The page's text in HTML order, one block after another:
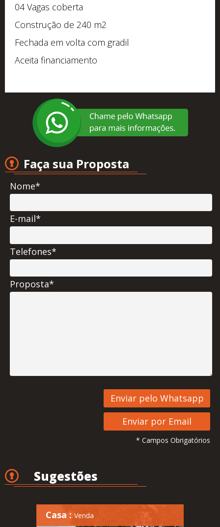
04 Vagas coberta
Construção de 240 m2
Fechada em volta com gradil
Aceita financiamento
Faça sua Proposta
Nome*
E-mail*
Telefones*
Proposta*
* Campos Obrigatórios
Sugestões
Casa : Venda